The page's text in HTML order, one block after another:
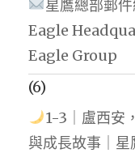
星鷹總部郵
Eagle
Eagle Group
(6)
1-3｜盧西安
與成長故事｜